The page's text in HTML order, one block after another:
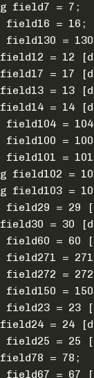
field7 = 7;
field16 = 16;
field130 =
= 12
= 17
= 13
= 14
field104 =
field100 =
field101 =
field102 =
field103 =
field29 = 29
= 30
field60 = 60
field271 =
field272 =
field150 =
field23 = 23
= 24
field25 = 25
= 78;
field67 = 67